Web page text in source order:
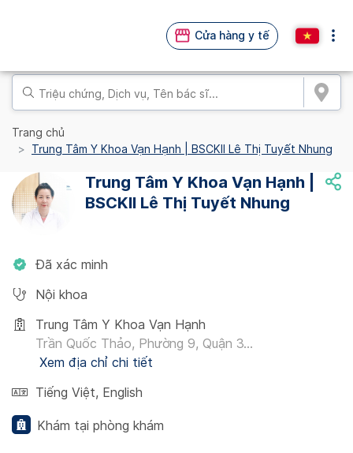
Cửa hàng y tế
Trang chủ
Trung Tâm Y Khoa Vạn Hạnh | BSCKII Lê Thị Tuyết Nhung
Trung Tâm Y Khoa Vạn Hạnh |
BSCKII Lê Thị Tuyết Nhung
Đã xác minh
Nội khoa
Trung Tâm Y Khoa Vạn Hạnh
Trần Quốc Thảo, Phường 9, Quận 3...
Xem địa chỉ chi tiết
Tiếng Việt, English
Khám tại phòng khám